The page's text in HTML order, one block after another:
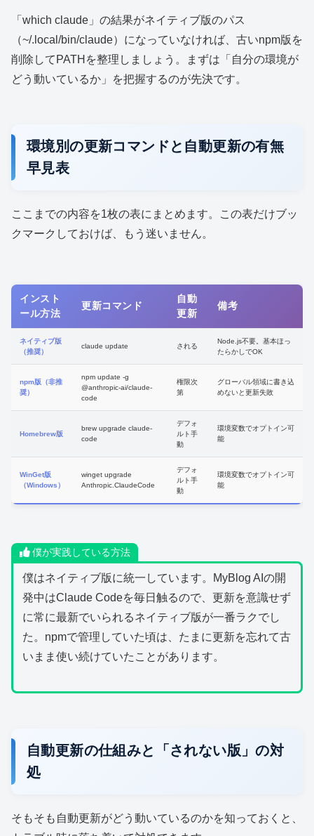
「which claude」の結果がネイティブ版のパス
（~/.local/bin/claude）になっていなければ、古いnpm版を
削除してPATHを整理しましょう。まずは「自分の環境が
どう動いているか」を把握するのが先決です。
環境別の更新コマンドと自動更新の有無
早見表
ここまでの内容を1枚の表にまとめます。この表だけブッ
クマークしておけば、もう迷いません。
インスト
ール方法
更新コマンド
自動
更新
備考
ネイティブ版
（推奨）
claude update される
Node.js不要。基本ほっ
たらかしでOK
npm版（非推
奨）
npm update -g
@anthropic-ai/claude-
code
権限次
第
グローバル領域に書き込
めないと更新失敗
Homebrew版
brew upgrade claude-
code
デフォ
ルト手
動
環境変数でオプトイン可
能
WinGet版
（Windows）
winget upgrade
Anthropic.ClaudeCode
デフォ
ルト手
動
環境変数でオプトイン可
能
僕が実践している方法
僕はネイティブ版に統一しています。MyBlog AIの開
発中はClaude Codeを毎日触るので、更新を意識せず
に常に最新でいられるネイティブ版が一番ラクでし
た。npmで管理していた頃は、たまに更新を忘れて古
いまま使い続けていたことがあります。
自動更新の仕組みと「されない版」の対
処
そもそも自動更新がどう動いているのかを知っておくと、